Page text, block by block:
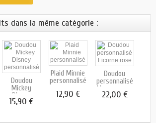
dans la même catégorie :
Doudou
Mickey
Disney
15,90 €
Plaid Minnie
personnalisé
12,90 €
Doudou
personnalisé
Licorne rose
22,00 €